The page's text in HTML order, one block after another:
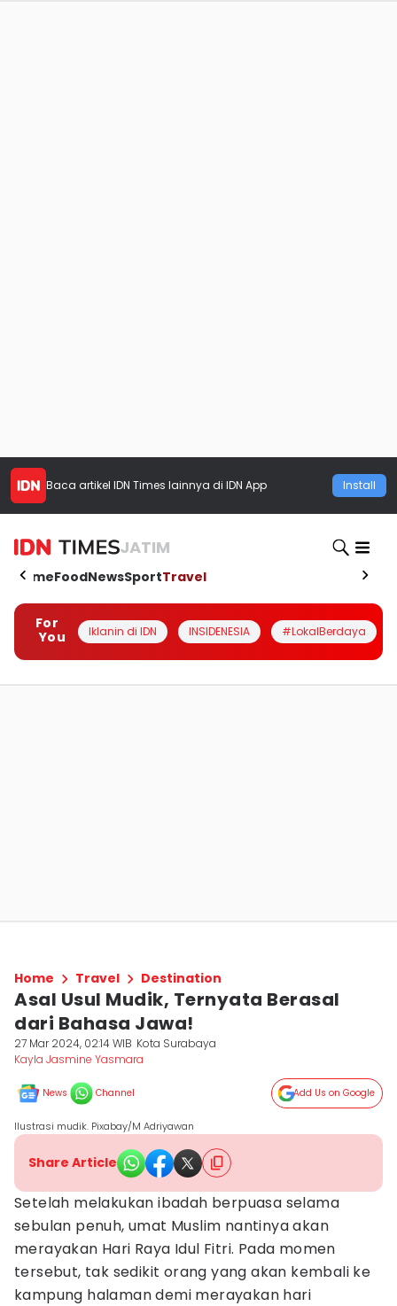
Baca artikel IDN Times lainnya di IDN App Install
JATIM
HomeFoodNewsSportTravel
For
You
Iklanin di IDN INSIDENESIA #LokalBerdaya
Home Travel Destination
Asal Usul Mudik, Ternyata Berasal
dari Bahasa Jawa!
27 Mar 2024, 02:14 WIB Kota Surabaya
Kayla Jasmine Yasmara
News Channel Add Us on Google
Ilustrasi mudik. Pixabay/M Adriyawan
Share Article
Setelah melakukan ibadah berpuasa selama
sebulan penuh, umat Muslim nantinya akan
merayakan Hari Raya Idul Fitri. Pada momen
tersebut, tak sedikit orang yang akan kembali ke
kampung halaman demi merayakan hari